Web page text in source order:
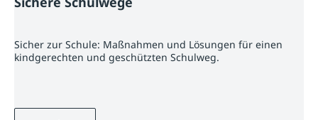
Sicher zur Schule: Maßnahmen und Lösungen für einen
kindgerechten und geschützten Schulweg.